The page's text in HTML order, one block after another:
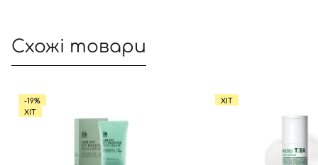
Схожі товари
-19%
ХІТ
ХІТ